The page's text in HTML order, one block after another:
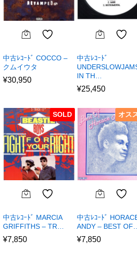
中古ﾚｺｰﾄﾞ COCCO –
クムイウタ
¥30,950
中古ﾚｺｰﾄﾞ
IN TH…
¥25,450
SOLD
中古ﾚｺｰﾄﾞ MARCIA
GRIFFITHS – TR…
¥7,850
オス
中古ﾚｺｰﾄﾞ
ANDY – BEST OF…
¥7,850